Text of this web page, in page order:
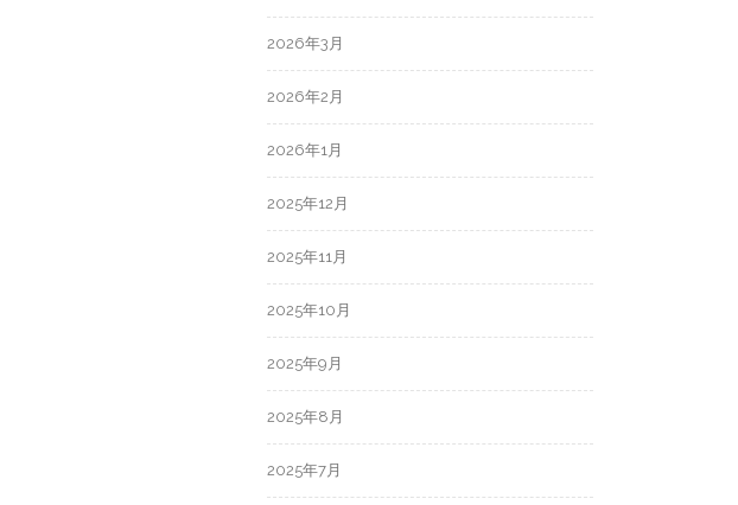
2026年3月
2026年2月
2026年1月
2025年12月
2025年11月
2025年10月
2025年9月
2025年8月
2025年7月